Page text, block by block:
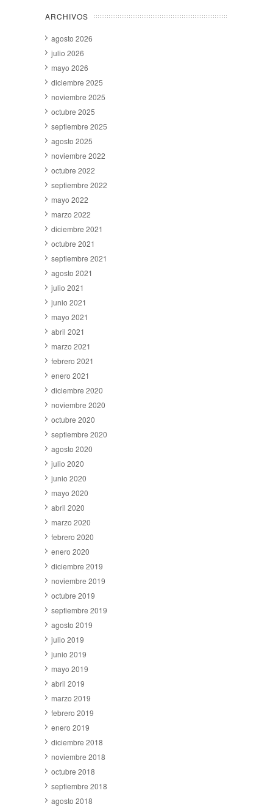
ARCHIVOS
agosto 2026
julio 2026
mayo 2026
diciembre 2025
noviembre 2025
octubre 2025
septiembre 2025
agosto 2025
noviembre 2022
octubre 2022
septiembre 2022
mayo 2022
marzo 2022
diciembre 2021
octubre 2021
septiembre 2021
agosto 2021
julio 2021
junio 2021
mayo 2021
abril 2021
marzo 2021
febrero 2021
enero 2021
diciembre 2020
noviembre 2020
octubre 2020
septiembre 2020
agosto 2020
julio 2020
junio 2020
mayo 2020
abril 2020
marzo 2020
febrero 2020
enero 2020
diciembre 2019
noviembre 2019
octubre 2019
septiembre 2019
agosto 2019
julio 2019
junio 2019
mayo 2019
abril 2019
marzo 2019
febrero 2019
enero 2019
diciembre 2018
noviembre 2018
octubre 2018
septiembre 2018
agosto 2018